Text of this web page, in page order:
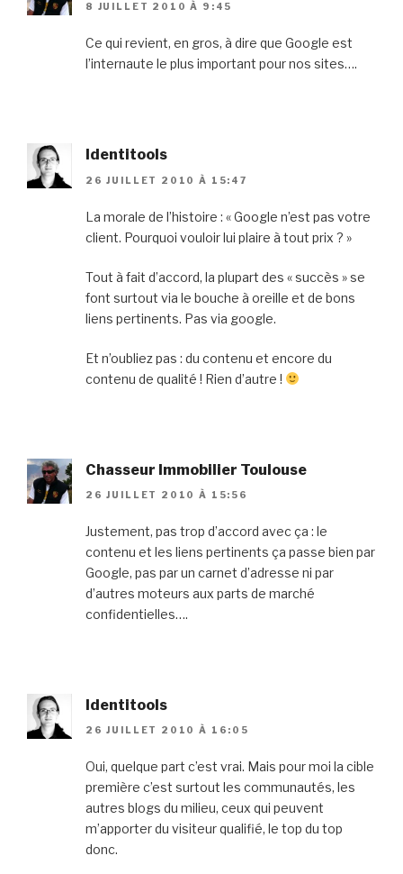
8 JUILLET 2010 À 9:45
Ce qui revient, en gros, à dire que Google est
l’internaute le plus important pour nos sites….
Identitools
26 JUILLET 2010 À 15:47
La morale de l’histoire : « Google n’est pas votre
client. Pourquoi vouloir lui plaire à tout prix ? »
Tout à fait d’accord, la plupart des « succès » se
font surtout via le bouche à oreille et de bons
liens pertinents. Pas via google.
Et n’oubliez pas : du contenu et encore du
contenu de qualité ! Rien d’autre !
Chasseur Immobilier Toulouse
26 JUILLET 2010 À 15:56
Justement, pas trop d’accord avec ça : le
contenu et les liens pertinents ça passe bien par
Google, pas par un carnet d’adresse ni par
d’autres moteurs aux parts de marché
confidentielles….
Identitools
26 JUILLET 2010 À 16:05
Oui, quelque part c’est vrai. Mais pour moi la cible
première c’est surtout les communautés, les
autres blogs du milieu, ceux qui peuvent
m’apporter du visiteur qualifié, le top du top
donc.